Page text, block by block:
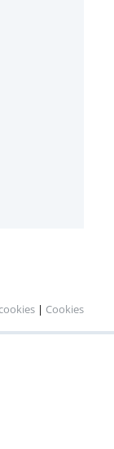
| Cookies